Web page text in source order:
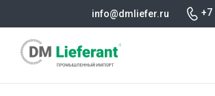
info@dmliefer.ru +7